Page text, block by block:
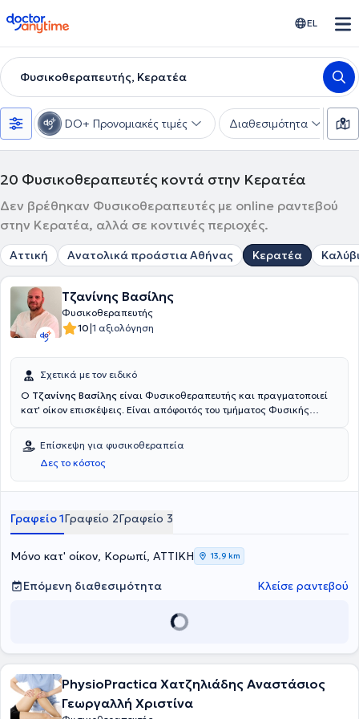
doctoranytime EL
Φυσικοθεραπευτής, Κερατέα
DO+ Προνομιακές τιμές Διαθεσιμότητα
20 Φυσικοθεραπευτές κοντά στην Κερατέα
Δεν βρέθηκαν Φυσικοθεραπευτές με online ραντεβού
στην Κερατέα, αλλά σε κοντινές περιοχές.
Αττική Ανατολικά προάστια Αθήνας Κερατέα
Τζανίνης Βασίλης
Φυσικοθεραπευτής
10|1 αξιολόγηση
Σχετικά με τον ειδικό
Ο Τζανίνης Βασίλης είναι Φυσικοθεραπευτής και πραγματοποιεί
κατ' οίκον επισκέψεις. Είναι απόφοιτός του τμήματος Φυσικής
Πανεπιστημίου Αθηνών και του τμήματος Φυσικοθεραπείας του
Πανεπιστημίου Δυτικής Αττικής. Διαθέτει αξιόλογη εμπειρία και
είναι μέλος του Πανελλήνιου Συλλόγου Φυσικοθεραπευτών.
Ασχολείται με την αντιμετώπιση μυοσκελετικών παθήσεων,
μετεγχειρητική αποκατάσταση, αναπνευστική φυσικοθεραπεία,
αθλητικές κακώσεις, ημικρανίες.
Επίσκεψη για φυσικοθεραπεία
Δες το κόστος
Γραφείο 1Γραφείο 2Γραφείο 3
Μόνο κατ' οίκον, Κορωπί, ΑΤΤΙΚΗ 13,9 km
Επόμενη διαθεσιμότητα Κλείσε ραντεβού
PhysioPractica Χατζηλιάδης Αναστάσιος
Γεωργαλλή Χριστίνα